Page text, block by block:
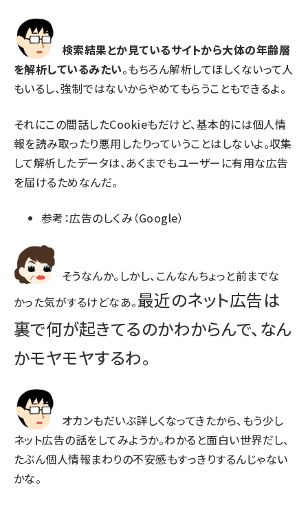
検索結果とか見ているサイトから大体の年齢層
を解析しているみたい。もちろん解析してほしくないって人
もいるし、強制ではないからやめてもらうこともできるよ。
それにこの間話したCookieもだけど、基本的には個人情
報を読み取ったり悪用したりっていうことはしないよ。収集
して解析したデータは、あくまでもユーザーに有用な広告
を届けるためなんだ。
参考：広告のしくみ（Google）
そうなんか。しかし、こんなんちょっと前までな
かった気がするけどなあ。最近のネット広告は
裏で何が起きてるのかわからんで、なん
かモヤモヤするわ。
オカンもだいぶ詳しくなってきたから、もう少し
ネット広告の話をしてみようか。わかると面白い世界だし、
たぶん個人情報まわりの不安感もすっきりするんじゃない
かな。